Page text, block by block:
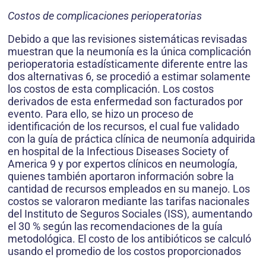
Costos de complicaciones perioperatorias
Debido a que las revisiones sistemáticas revisadas
muestran que la neumonía es la única complicación
perioperatoria estadísticamente diferente entre las
dos alternativas 6, se procedió a estimar solamente
los costos de esta complicación. Los costos
derivados de esta enfermedad son facturados por
evento. Para ello, se hizo un proceso de
identificación de los recursos, el cual fue validado
con la guía de práctica clínica de neumonía adquirida
en hospital de la Infectious Diseases Society of
America 9 y por expertos clínicos en neumología,
quienes también aportaron información sobre la
cantidad de recursos empleados en su manejo. Los
costos se valoraron mediante las tarifas nacionales
del Instituto de Seguros Sociales (ISS), aumentando
el 30 % según las recomendaciones de la guía
metodológica. El costo de los antibióticos se calculó
usando el promedio de los costos proporcionados